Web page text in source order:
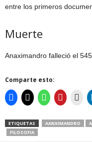
entre los primeros
Muerte
Anaximandro falleció el 545
Comparte esto:
ETIQUETAS AANXIMANDRO
FILOSOFIA